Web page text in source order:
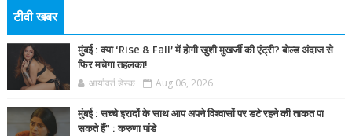
टीवी खबर
मुंबई : क्या ‘Rise & Fall’ में होगी खुशी मुखर्जी की एंट्री? बोल्ड अंदाज से
फिर मचेगा तहलका!
आर्यावर्त डेस्क Aug 06, 2026
मुंबई : सच्चे इरादों के साथ आप अपने विश्वासों पर डटे रहने की ताकत पा
सकते हैं” : करुणा पांडे